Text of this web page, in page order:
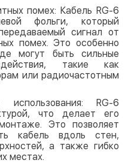
помех: Кабель RG-6
фольги, который
сигнал от
помех. Это особенно
могут быть сильные
такие как
или радиочастотным
RG-6
что делает его
Это позволяет
кабель вдоль стен,
а также гибко
местах.